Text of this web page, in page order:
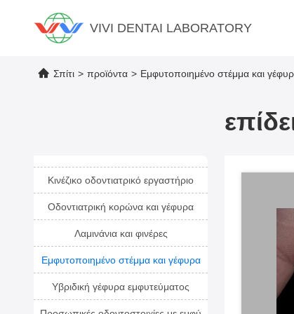
VIVI DENTAI LABORATORY
Σπίτι > προϊόντα > Εμφυτοποιημένο στέμμα και
Κινέζικο οδοντιατρικό εργαστήριο
Οδοντιατρική κορώνα και γέφυρα
Λαμινάνια και φινέρες
Εμφυτοποιημένο στέμμα και γέφυρα
Υβριδική γέφυρα εμφυτεύματος